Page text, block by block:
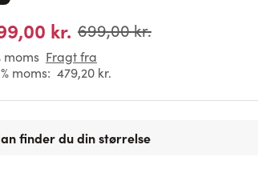
kr. 699,00 kr.
moms Fragt fra
moms: 479,20 kr.
finder du din størrelse